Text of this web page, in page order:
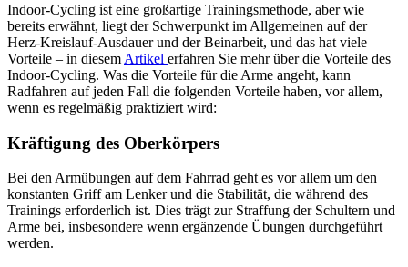
Indoor-Cycling ist eine großartige Trainingsmethode, aber wie
bereits erwähnt, liegt der Schwerpunkt im Allgemeinen auf der
Herz-Kreislauf-Ausdauer und der Beinarbeit, und das hat viele
Vorteile – in diesem Artikel erfahren Sie mehr über die Vorteile des
Indoor-Cycling. Was die Vorteile für die Arme angeht, kann
Radfahren auf jeden Fall die folgenden Vorteile haben, vor allem,
wenn es regelmäßig praktiziert wird:
Kräftigung des Oberkörpers
Bei den Armübungen auf dem Fahrrad geht es vor allem um den
konstanten Griff am Lenker und die Stabilität, die während des
Trainings erforderlich ist. Dies trägt zur Straffung der Schultern und
Arme bei, insbesondere wenn ergänzende Übungen durchgeführt
werden.